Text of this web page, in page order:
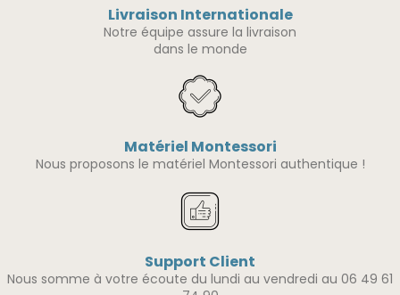
Livraison Internationale
Notre équipe assure la livraison
dans le monde
Matériel Montessori
Nous proposons le matériel Montessori authentique !
Support Client
Nous somme à votre écoute du lundi au vendredi au 06 49 61